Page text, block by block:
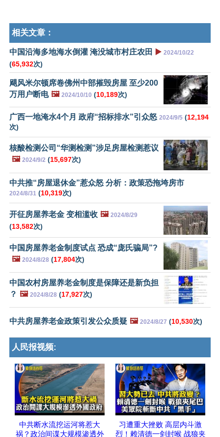
相关文章：
中国沿海多地海水倒灌 淹没城市村庄农田 ▶️ 2024/10/22
(65,932次)
飓风米尔顿席卷佛州中部摧毁房屋 至少200
万用户断电 🖼️ 2024/10/10 (10,189次)
广西一地淹水4个月 政府“招标排水”引众怒 2024/9/5 (12,194
次)
核酸检测公司“华测检测”涉足房屋检测惹议
🖼️ 2024/9/2 (15,697次)
中共推“房屋退休金”惹众怒 分析：政策恐拖垮房市
2024/8/31 (10,319次)
开征房屋养老金 变相滥收 🖼️ 2024/8/29
(13,582次)
中国房屋养老金制度试点 恐成“庞氏骗局”?
🖼️ 2024/8/28 (17,804次)
中国农村房屋养老金制度是保障还是新负担
？ 🖼️ 2024/8/28 (17,927次)
中共房屋养老金政策引发公众质疑 🖼️ 2024/8/27 (10,530次)
人民报视频:
中共断水流挖运河将惹大
祸？政治间谍大规模渗透外
习遭重大挫败 高层内斗激
烈！赖清德一剑封喉 战狼夹